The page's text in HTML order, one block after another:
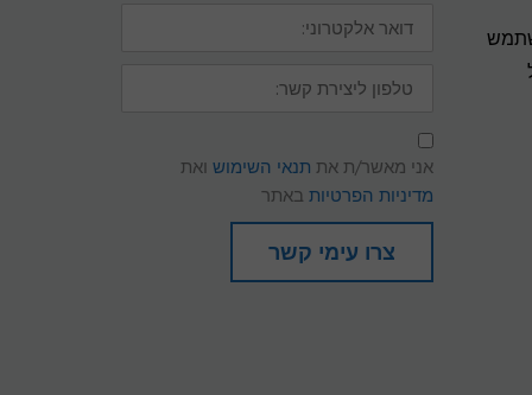
אלקטרוני:
ליצירת
תנאי
שימוש
ומדיניות
פרטיות
אני מאשר/ת את תנאי השימוש ואת
מדיניות הפרטיות באתר
צרו עימי קשר